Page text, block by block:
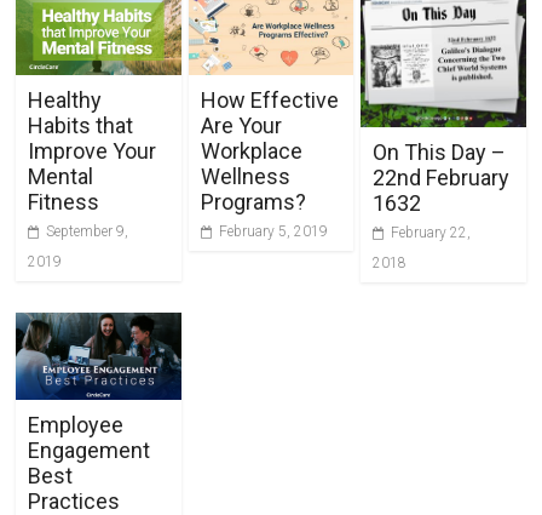
Healthy
Habits that
Improve Your
Mental
Fitness
September 9,
2019
How Effective
Are Your
Workplace
Wellness
Programs?
February 5, 2019
On This Day –
22nd February
1632
February 22,
2018
Employee
Engagement
Best
Practices